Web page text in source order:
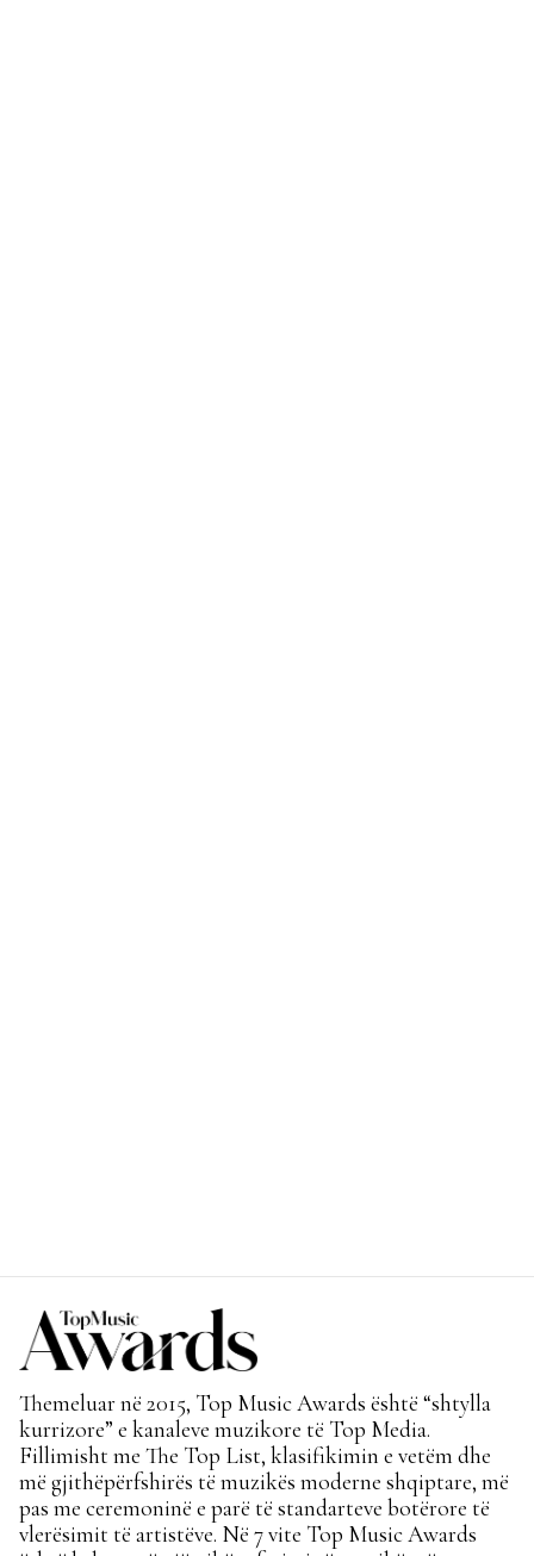
Themeluar në 2015, Top Music Awards është “shtylla
kurrizore” e kanaleve muzikore të Top Media.
Fillimisht me The Top List, klasifikimin e vetëm dhe
më gjithëpërfshirës të muzikës moderne shqiptare, më
pas me ceremoninë e parë të standarteve botërore të
vlerësimit të artistëve. Në 7 vite Top Music Awards